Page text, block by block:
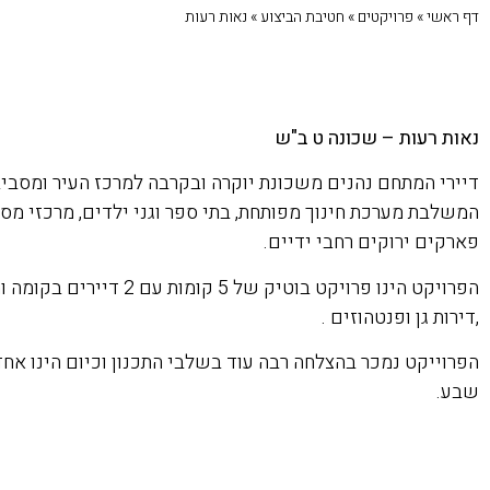
דף ראשי» פרויקטים» חטיבת הביצוע» נאות רעות
נאות רעות – שכונה ט ב"ש
דיירי המתחם נהנים משכונת יוקרה ובקרבה למרכז העיר
המשלבת מערכת חינוך מפותחת, בתי ספר וגני ילדים, מרכזי
פארקים ירוקים רחבי ידיים.
,דירות גן ופנטהוזים .
הפרוייקט נמכר בהצלחה רבה עוד בשלבי התכנון וכיום הינו
שבע.